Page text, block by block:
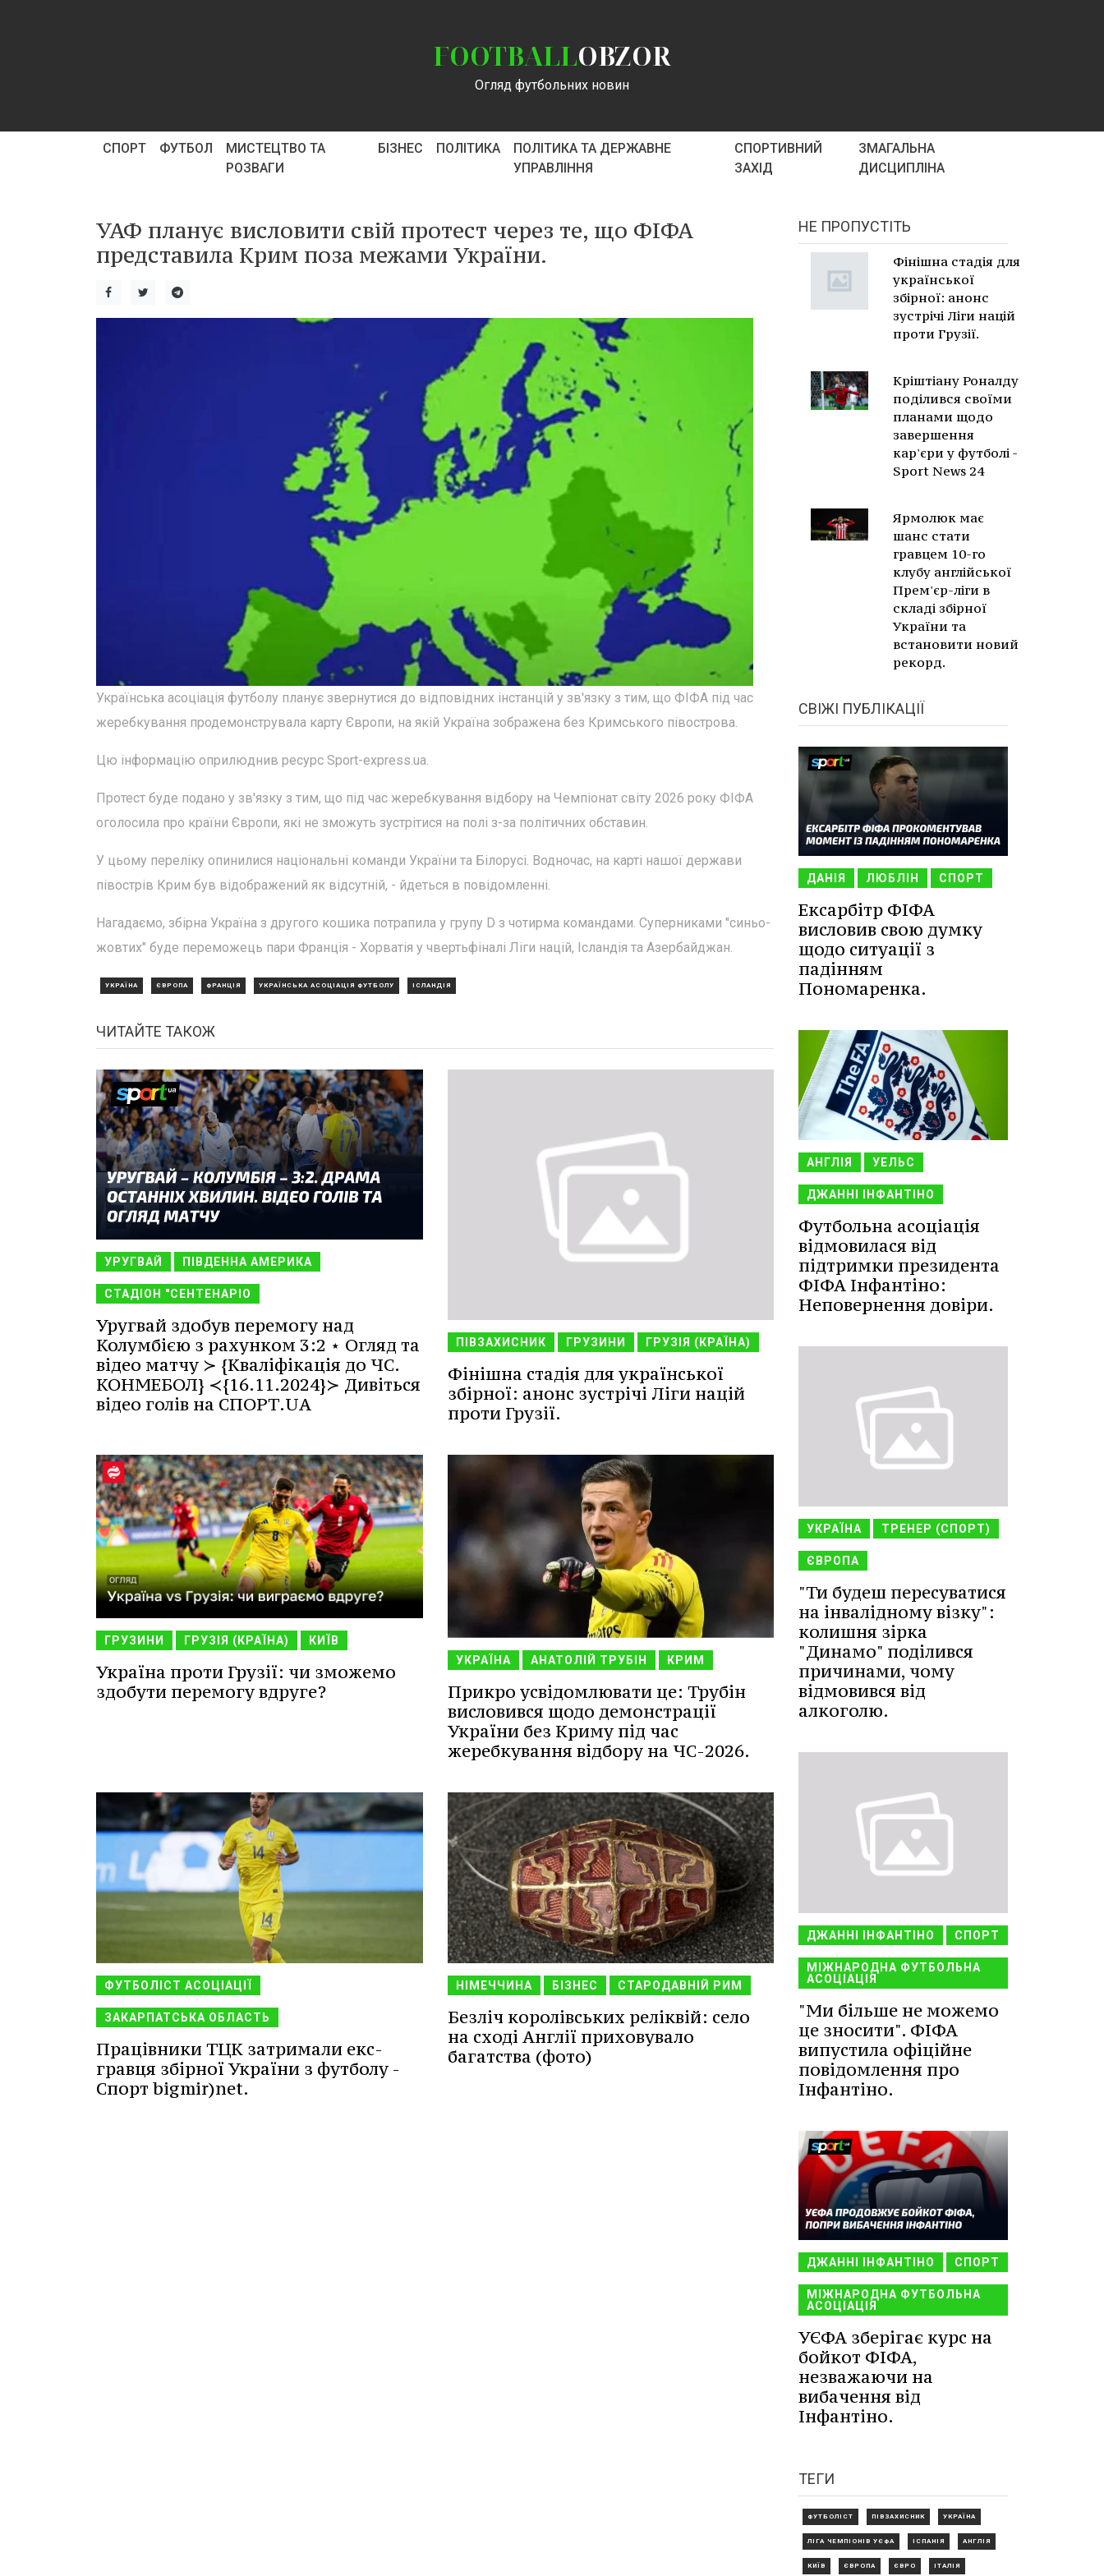
FOOTBALLOBZOR
Огляд футбольних новин
СПОРТ ФУТБОЛ
МИСТЕЦТВО ТА
РОЗВАГИ
БІЗНЕС ПОЛІТИКА
ПОЛІТИКА ТА ДЕРЖАВНЕ
УПРАВЛІННЯ
СПОРТИВНИЙ
ЗАХІД
ЗМАГАЛЬНА
ДИСЦИПЛІНА
УАФ планує висловити свій протест через те, що ФІФА
представила Крим поза межами України.
Українська асоціація футболу планує звернутися до відповідних інстанцій у зв'язку з тим, що ФІФА під час
жеребкування продемонструвала карту Європи, на якій Україна зображена без Кримського півострова.
Цю інформацію оприлюднив ресурс Sport-express.ua.
Протест буде подано у зв'язку з тим, що під час жеребкування відбору на Чемпіонат світу 2026 року ФІФА
оголосила про країни Європи, які не зможуть зустрітися на полі з-за політичних обставин.
У цьому переліку опинилися національні команди України та Білорусі. Водночас, на карті нашої держави
півострів Крим був відображений як відсутній, - йдеться в повідомленні.
Нагадаємо, збірна Україна з другого кошика потрапила у групу D з чотирма командами. Суперниками "синьо-
жовтих" буде переможець пари Франція - Хорватія у чвертьфіналі Ліги націй, Ісландія та Азербайджан.
УКРАЇНА ЄВРОПА ФРАНЦІЯ УКРАЇНСЬКА АСОЦІАЦІЯ ФУТБОЛУ ІСЛАНДІЯ
ЧИТАЙТЕ ТАКОЖ
УРУГВАЙ ПІВДЕННА АМЕРИКА
СТАДІОН "СЕНТЕНАРІО
Уругвай здобув перемогу над
Колумбією з рахунком 3:2 ⋆ Огляд та
відео матчу ≻ {Кваліфікація до ЧС.
КОНМЕБОЛ} ≺{16.11.2024}≻ Дивіться
відео голів на СПОРТ.UA
ПІВЗАХИСНИК ГРУЗИНИ ГРУЗІЯ (КРАЇНА)
Фінішна стадія для української
збірної: анонс зустрічі Ліги націй
проти Грузії.
ГРУЗИНИ ГРУЗІЯ (КРАЇНА) КИЇВ
Україна проти Грузії: чи зможемо
здобути перемогу вдруге?
УКРАЇНА АНАТОЛІЙ ТРУБІН КРИМ
Прикро усвідомлювати це: Трубін
висловився щодо демонстрації
України без Криму під час
жеребкування відбору на ЧС-2026.
ФУТБОЛІСТ АСОЦІАЦІЇ
ЗАКАРПАТСЬКА ОБЛАСТЬ
Працівники ТЦК затримали екс-
гравця збірної України з футболу -
Спорт bigmir)net.
НІМЕЧЧИНА БІЗНЕС СТАРОДАВНІЙ РИМ
Безліч королівських реліквій: село
на сході Англії приховувало
багатства (фото)
НЕ ПРОПУСТІТЬ
Фінішна стадія для
української
збірної: анонс
зустрічі Ліги націй
проти Грузії.
Кріштіану Роналду
поділився своїми
планами щодо
завершення
кар'єри у футболі -
Sport News 24
Ярмолюк має
шанс стати
гравцем 10-го
клубу англійської
Прем'єр-ліги в
складі збірної
України та
встановити новий
рекорд.
СВІЖІ ПУБЛІКАЦІЇ
ДАНІЯ ЛЮБЛІН СПОРТ
Ексарбітр ФІФА
висловив свою думку
щодо ситуації з
падінням
Пономаренка.
АНГЛІЯ УЕЛЬС
ДЖАННІ ІНФАНТІНО
Футбольна асоціація
відмовилася від
підтримки президента
ФІФА Інфантіно:
Неповернення довіри.
УКРАЇНА ТРЕНЕР (СПОРТ)
ЄВРОПА
"Ти будеш пересуватися
на інвалідному візку":
колишня зірка
"Динамо" поділився
причинами, чому
відмовився від
алкоголю.
ДЖАННІ ІНФАНТІНО СПОРТ
МІЖНАРОДНА ФУТБОЛЬНА
АСОЦІАЦІЯ
"Ми більше не можемо
це зносити". ФІФА
випустила офіційне
повідомлення про
Інфантіно.
ДЖАННІ ІНФАНТІНО СПОРТ
МІЖНАРОДНА ФУТБОЛЬНА
АСОЦІАЦІЯ
УЄФА зберігає курс на
бойкот ФІФА,
незважаючи на
вибачення від
Інфантіно.
ТЕГИ
ФУТБОЛІСТ ПІВЗАХИСНИК УКРАЇНА
ЛІГА ЧЕМПІОНІВ УЄФА ІСПАНІЯ АНГЛІЯ
КИЇВ ЄВРОПА ЄВРО ІТАЛІЯ